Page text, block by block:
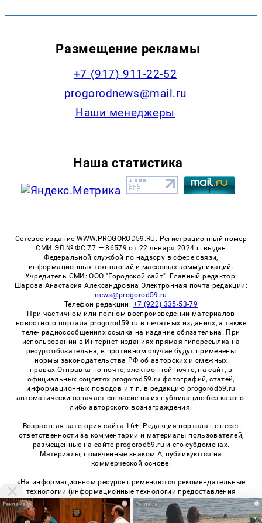
Размещение рекламы
+7 (917) 911-22-52
progorodnews@mail.ru
Наши менеджеры
Наша статистика
Сетевое издание WWW.PROGOROD59.RU. Регистрационный номер
СМИ ЭЛ № ФС 77 — 86579 от 22 января 2024 г. выдан
Федеральной службой по надзору в сфере связи,
информационных технологий и массовых коммуникаций.
Учредитель СМИ: ООО "Городской сайт". Главный редактор:
Шарова Анастасия Александровна Электронная почта редакции:
news@progorod59.ru
Телефон редакции: +7 (922) 335-53-79
При частичном или полном воспроизведении материалов
новостного портала progorod59.ru в печатных изданиях, а также
теле- радиосообщениях ссылка на издание обязательна. При
использовании в Интернет-изданиях прямая гиперссылка на
ресурс обязательна, в противном случае будут применены
нормы законодательства РФ об авторских и смежных
правах.Отправка по почте, электронной почте, на сайт, в
официальных соцсетях progorod59.ru фотографий, статей,
информационных поводов и т.п. в редакцию progorod59.ru
автоматически означает согласие на их публикацию без какого-
либо авторского вознаграждения.
Возрастная категория сайта 16+. Редакция портала не несет
ответственности за комментарии и материалы пользователей,
размещенные на сайте progorod59.ru и его субдоменах.
Материалы, помеченные знаком Δ, публикуются на
коммерческой основе.
«На информационном ресурсе применяются рекомендательные
технологии (информационные технологии предоставления
информации на основе сбора, систематизации и анализа
сведений, относящихся к предпочтениям пользователей сети
«Интернет», находящихся на территории Российской
i i